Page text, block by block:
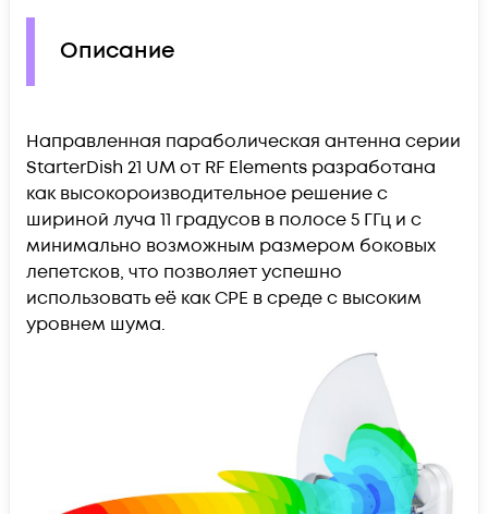
Описание
Направленная параболическая антенна серии
StarterDish 21 UM от RF Elements разработана
как высокороизводительное решение с
шириной луча 11 градусов в полосе 5 ГГц и с
минимально возможным размером боковых
лепетсков, что позволяет успешно
использовать её как CPE в среде с высоким
уровнем шума.